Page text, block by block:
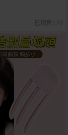
已銷售170